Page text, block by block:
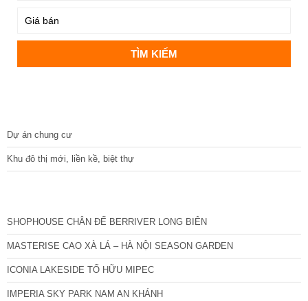
Dự án chung cư
Khu đô thị mới, liền kề, biệt thự
SHOPHOUSE CHÂN ĐẾ BERRIVER LONG BIÊN
MASTERISE CAO XÀ LÁ – HÀ NỘI SEASON GARDEN
ICONIA LAKESIDE TỐ HỮU MIPEC
IMPERIA SKY PARK NAM AN KHÁNH